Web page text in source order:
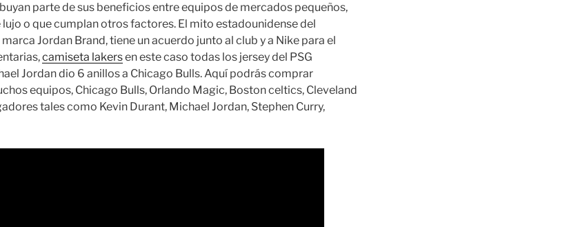
parte de sus beneficios entre equipos de mercados pequeños,
o que cumplan otros factores. El mito estadounidense del
Jordan Brand, tiene un acuerdo junto al club y a Nike para el
camiseta lakersen este caso todas los jersey del PSG
Jordan dio 6 anillos a Chicago Bulls. Aquí podrás comprar
equipos, Chicago Bulls, Orlando Magic, Boston celtics, Cleveland
tales como Kevin Durant, Michael Jordan, Stephen Curry,